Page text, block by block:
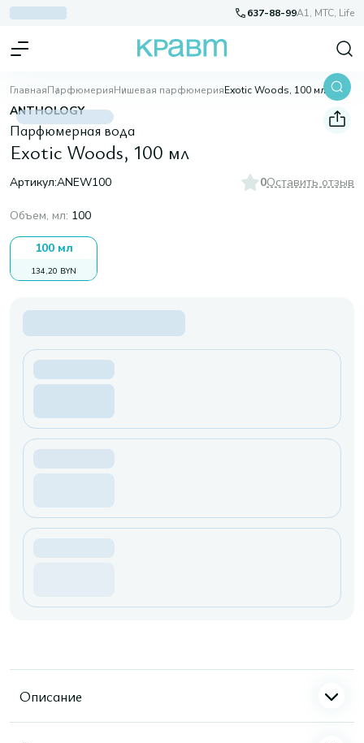
637-88-99A1, МТС, Life
ГлавнаяПарфюмерияНишевая парфюмерияExotic Woods, 100 мл
ANTHOLOGY
Парфюмерная вода
Exotic Woods, 100 мл
Артикул:ANEW100 0Оставить отзыв
Объем, мл: 100
100 мл
134,20 BYN
Описание